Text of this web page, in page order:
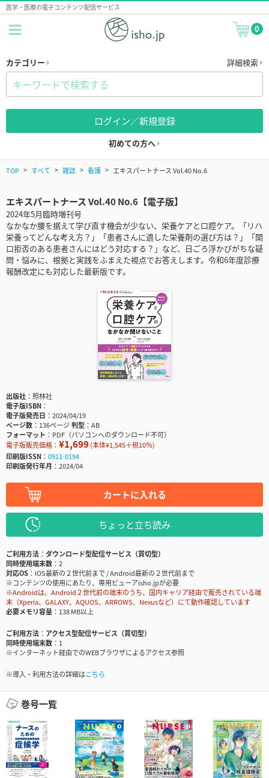
医学・医療の電子コンテンツ配信サービス
0
カテゴリー 詳細検索
ログイン／新規登録
初めての方へ
TOP すべて 雑誌 看護 エキスパートナース Vol.40 No.6
エキスパートナース Vol.40 No.6【電子版】
2024年5月臨時増刊号
なかなか腰を据えて学び直す機会が少ない、栄養ケアと口腔ケア。「リハ
栄養ってどんな考え方？」「患者さんに適した栄養剤の選び方は？」「開
口拒否のある患者さんにはどう対応する？」など、日ごろ浮かびがちな疑
問・悩みに、根拠と実践をふまえた視点でお答えします。令和6年度診療
報酬改定にも対応した最新版です。
出版社
照林社
電子版ISBN
電子版発売日
2024/04/19
ページ数
136ページ判型
AB
フォーマット
PDF（パソコンへのダウンロード不可）
電子版販売価格： ¥1,699 (本体¥1,545＋税10％)
印刷版ISSN
0911-0194
印刷版発行年月
2024/04
カートに入れる
ちょっと立ち読み
ご利用方法
ダウンロード型配信サービス（買切型）
同時使用端末数
2
対応OS
iOS最新の２世代前まで / Android最新の２世代前まで
※コンテンツの使用にあたり、専用ビューアisho.jpが必要
※Androidは、Android２世代前の端末のうち、国内キャリア経由で販売されている端
末（Xperia、GALAXY、AQUOS、ARROWS、Nexusなど）にて動作確認しています
必要メモリ容量
138 MB以上
ご利用方法
アクセス型配信サービス（買切型）
同時使用端末数
1
※インターネット経由でのWEBブラウザによるアクセス参照
※導入・利用方法の詳細はこちら
巻号一覧